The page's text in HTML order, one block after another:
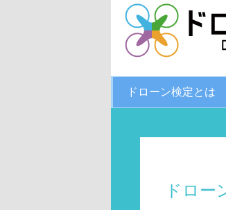
ドローン検定とは
ドロー